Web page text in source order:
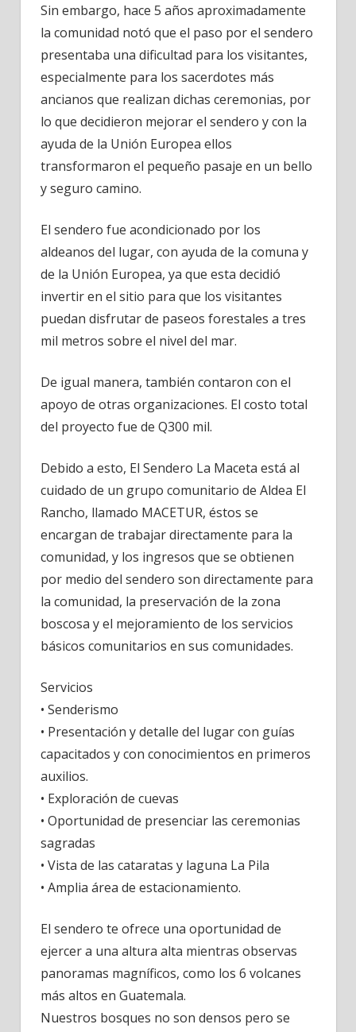
Sin embargo, hace 5 años aproximadamente
la comunidad notó que el paso por el sendero
presentaba una dificultad para los visitantes,
especialmente para los sacerdotes más
ancianos que realizan dichas ceremonias, por
lo que decidieron mejorar el sendero y con la
ayuda de la Unión Europea ellos
transformaron el pequeño pasaje en un bello
y seguro camino.
El sendero fue acondicionado por los
aldeanos del lugar, con ayuda de la comuna y
de la Unión Europea, ya que esta decidió
invertir en el sitio para que los visitantes
puedan disfrutar de paseos forestales a tres
mil metros sobre el nivel del mar.
De igual manera, también contaron con el
apoyo de otras organizaciones. El costo total
del proyecto fue de Q300 mil.
Debido a esto, El Sendero La Maceta está al
cuidado de un grupo comunitario de Aldea El
Rancho, llamado MACETUR, éstos se
encargan de trabajar directamente para la
comunidad, y los ingresos que se obtienen
por medio del sendero son directamente para
la comunidad, la preservación de la zona
boscosa y el mejoramiento de los servicios
básicos comunitarios en sus comunidades.
Servicios
• Senderismo
• Presentación y detalle del lugar con guías
capacitados y con conocimientos en primeros
auxilios.
• Exploración de cuevas
• Oportunidad de presenciar las ceremonias
sagradas
• Vista de las cataratas y laguna La Pila
• Amplia área de estacionamiento.
El sendero te ofrece una oportunidad de
ejercer a una altura alta mientras observas
panoramas magníficos, como los 6 volcanes
más altos en Guatemala.
Nuestros bosques no son densos pero se